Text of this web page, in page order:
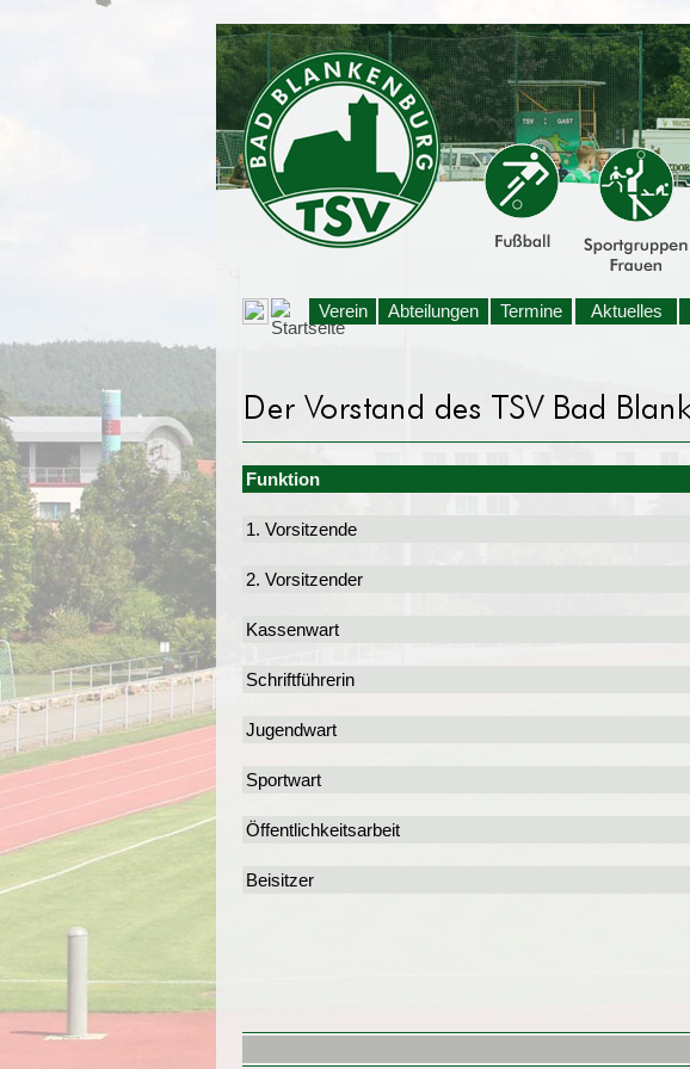
Verein Abteilungen Termine Aktuelles
Funktion
1. Vorsitzende
2. Vorsitzender
Kassenwart
Schriftführerin
Jugendwart
Sportwart
Öffentlichkeitsarbeit
Beisitzer